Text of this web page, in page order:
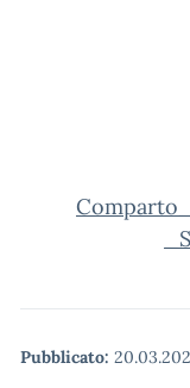
Pubblicato: